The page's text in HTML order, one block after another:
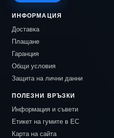
ИНФОРМАЦИЯ
Доставка
Плащане
Гаранция
Общи условия
Защита на лични данни
ПОЛЕЗНИ ВРЪЗКИ
Информация и съвети
Етикет на гумите в ЕС
Карта на сайта